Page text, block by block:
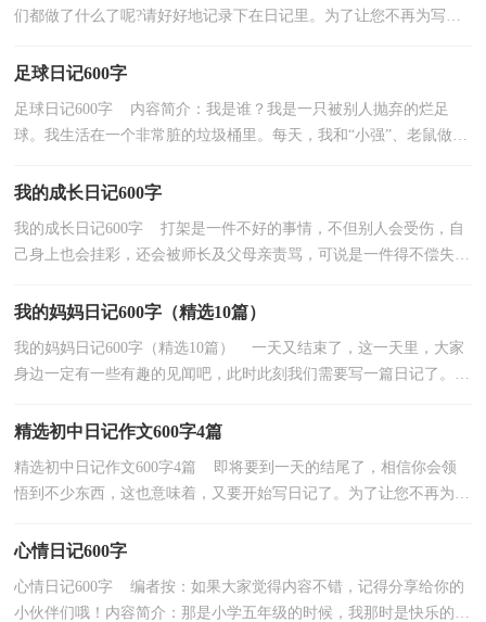
们都做了什么了呢?请好好地记录下在日记里。为了让您不再为写日
足球日记600字
足球日记600字 内容简介：我是谁？我是一只被别人抛弃的烂足
球。我生活在一个非常脏的垃圾桶里。每天，我和“小强”、老鼠做
我的成长日记600字
我的成长日记600字 打架是一件不好的事情，不但别人会受伤，自
己身上也会挂彩，还会被师长及父母亲责骂，可说是一件得不偿失的
我的妈妈日记600字（精选10篇）
我的妈妈日记600字（精选10篇） 一天又结束了，这一天里，大家
身边一定有一些有趣的见闻吧，此时此刻我们需要写一篇日记了。但
精选初中日记作文600字4篇
精选初中日记作文600字4篇 即将要到一天的结尾了，相信你会领
悟到不少东西，这也意味着，又要开始写日记了。为了让您不再为写
心情日记600字
心情日记600字 编者按：如果大家觉得内容不错，记得分享给你的
小伙伴们哦！内容简介：那是小学五年级的时候，我那时是快乐的，